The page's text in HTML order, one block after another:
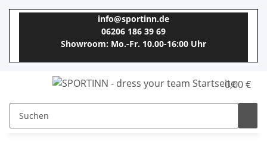
info@sportinn.de
06206 186 39 69
Showroom: Mo.-Fr. 10.00-16:00 Uhr
0,00 €